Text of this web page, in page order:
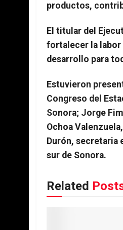
productos,
El titular del
fortalecer la labor
desarrollo para
Estuvieron
Congreso del
Sonora; Jorge
Ochoa
Durón, secretaria
sur de Sonora.
Related